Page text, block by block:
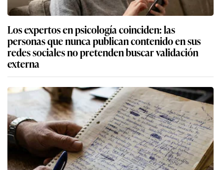
Los expertos en psicología coinciden: las
personas que nunca publican contenido en sus
redes sociales no pretenden buscar validación
externa